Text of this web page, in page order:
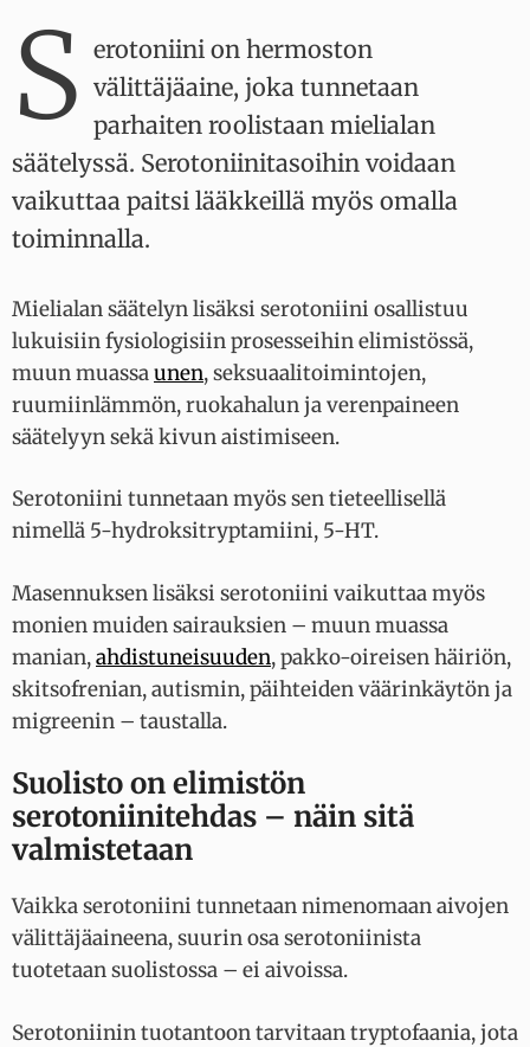
S erotoniini on hermoston
välittäjäaine, joka tunnetaan
parhaiten roolistaan mielialan
säätelyssä. Serotoniinitasoihin voidaan
vaikuttaa paitsi lääkkeillä myös omalla
toiminnalla.
Mielialan säätelyn lisäksi serotoniini osallistuu
lukuisiin fysiologisiin prosesseihin elimistössä,
muun muassaunen, seksuaalitoimintojen,
ruumiinlämmön, ruokahalun ja verenpaineen
säätelyyn sekä kivun aistimiseen.
Serotoniini tunnetaan myös sen tieteellisellä
nimellä 5-hydroksitryptamiini, 5-HT.
Masennuksen lisäksi serotoniini vaikuttaa myös
monien muiden sairauksien – muun muassa
manian,ahdistuneisuuden, pakko-oireisen häiriön,
skitsofrenian, autismin, päihteiden väärinkäytön ja
migreenin – taustalla.
Suolisto on elimistön
serotoniinitehdas – näin sitä
valmistetaan
Vaikka serotoniini tunnetaan nimenomaan aivojen
välittäjäaineena, suurin osa serotoniinista
tuotetaan suolistossa – ei aivoissa.
Serotoniinin tuotantoon tarvitaan tryptofaania, jota